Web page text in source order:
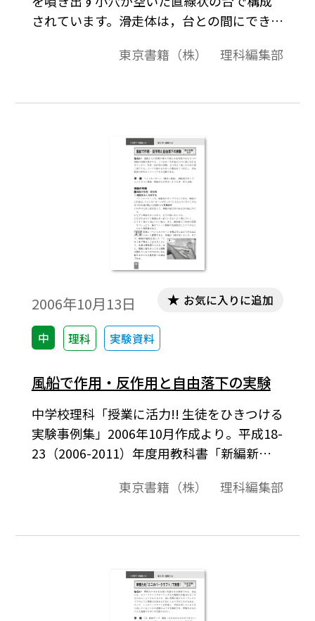
されています。滑走体は，台との間にできた
るため，水平に置いた台上に滑走体を置い
す。
東京書籍（株） 理科編集部
2006年10月13日
中 理科 実験資料
お気に入りに追加
風船で作用・反作用と自由落下の実験
中学校理科「授業に活力!! 生徒をひきつける
実験事例集」2006年10月作成より。平成18-
23（2006-2011）年度用教科書「新編新し
と力 に対応。運動と力の授業の導入で使
する。１つ目は「力を加えたのに逆に力を
目は「重いものほど速く落下する」という
生徒のまちがった概念をくつがえし，空気
抵抗の存在をイメージできる実験である。
東京書籍（株） 理科編集部